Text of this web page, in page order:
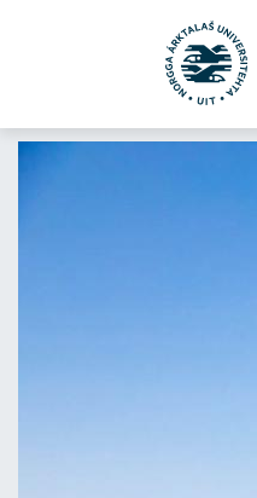
Gå til hovedinnhold
UiT Campuses